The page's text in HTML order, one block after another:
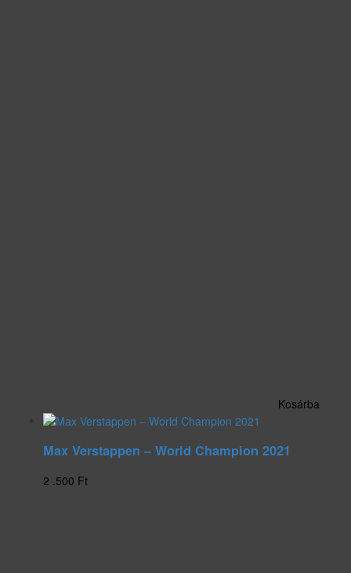
Kosárba
Max Verstappen – World Champion 2021
2 .500 Ft